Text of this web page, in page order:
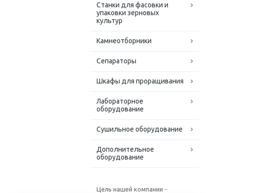
Станки для фасовки и
упаковки зерновых
культур
Камнеотборники
Сепараторы
Шкафы для проращивания
Лабораторное
оборудование
Сушильное оборудование
Дополнительное
оборудование
Цель нашей компании -